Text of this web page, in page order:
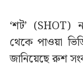
‘শট’ (SHOT)
থেকে পাওয়া
জানিয়েছে রুশ